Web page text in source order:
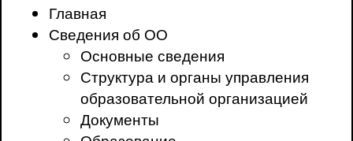
Главная
Сведения об ОО
Основные сведения
Структура и органы управления
образовательной организацией
Документы